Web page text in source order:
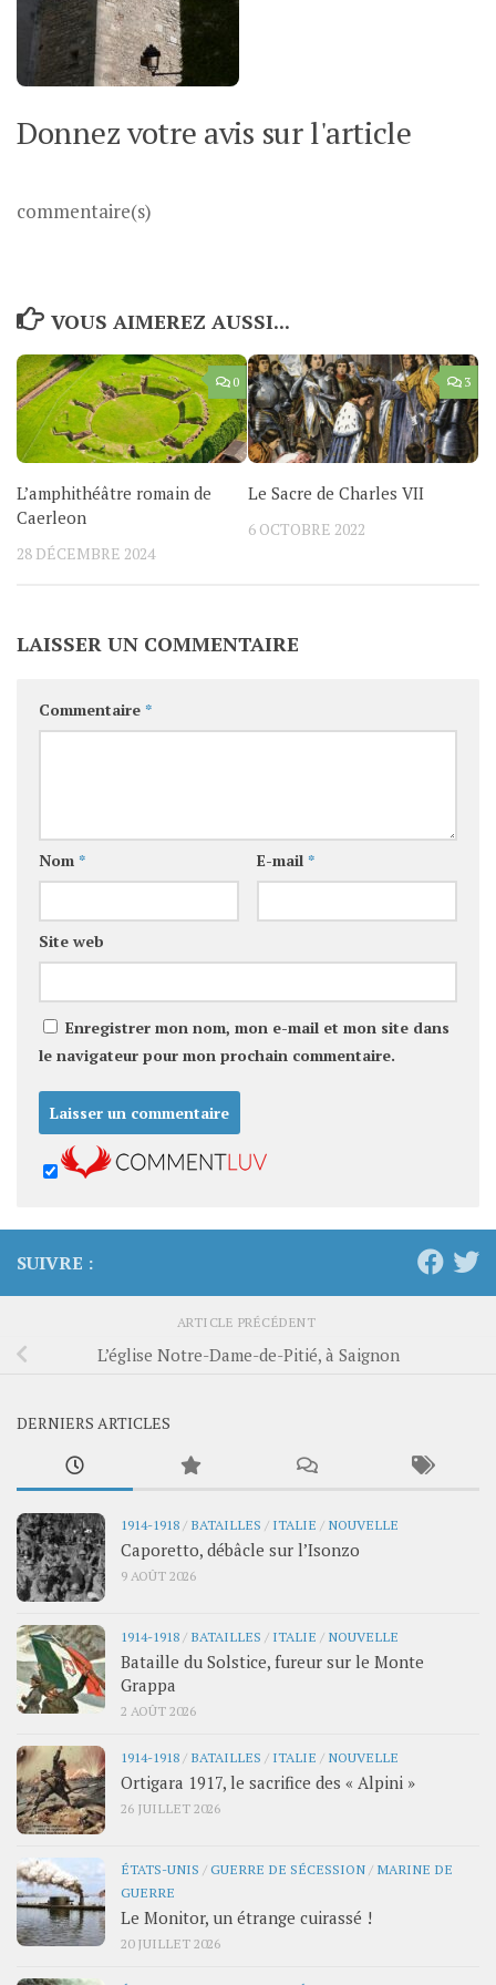
Donnez votre avis sur l'article
commentaire(s)
VOUS AIMEREZ AUSSI...
0
L’amphithéâtre romain de
Caerleon
28 DÉCEMBRE 2024
3
Le Sacre de Charles VII
6 OCTOBRE 2022
LAISSER UN COMMENTAIRE
Commentaire *
Nom * E-mail *
Site web
Enregistrer mon nom, mon e-mail et mon site dans
le navigateur pour mon prochain commentaire.
SUIVRE :
ARTICLE PRÉCÉDENT
L’église Notre-Dame-de-Pitié, à Saignon
DERNIERS ARTICLES
1914-1918 / BATAILLES / ITALIE / NOUVELLE
Caporetto, débâcle sur l’Isonzo
9 AOÛT 2026
1914-1918 / BATAILLES / ITALIE / NOUVELLE
Bataille du Solstice, fureur sur le Monte
Grappa
2 AOÛT 2026
1914-1918 / BATAILLES / ITALIE / NOUVELLE
Ortigara 1917, le sacrifice des « Alpini »
26 JUILLET 2026
ÉTATS-UNIS /GUERRE DE SÉCESSION / MARINE DE
GUERRE
Le Monitor, un étrange cuirassé !
20 JUILLET 2026